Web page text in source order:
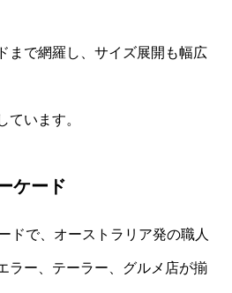
まで網羅し、サイズ展開も幅広
ています。
ケード
ドで、オーストラリア発の職人
ラー、テーラー、グルメ店が揃